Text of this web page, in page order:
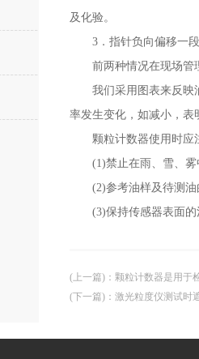
及化验。
3．指针负向偏移一段
前两种情况在现场管理
我们采用图表来反映油
率发生变化，如减小，表
颗粒计数器使用时应
(1)禁止在雨、雪、雾
(2)参考油样及待测油
(3)保持传感器表面的
(上一篇) ： 颗粒计数器是用于
(下一篇) ： 激光粒度仪测试时